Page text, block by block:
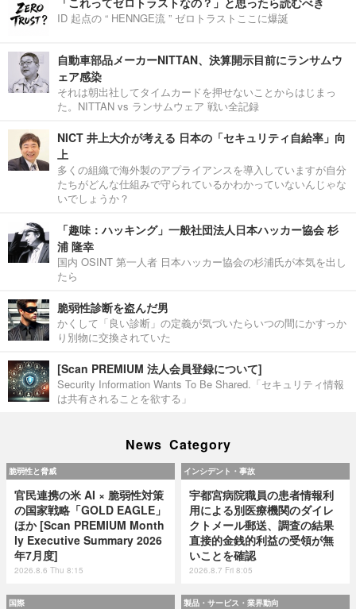
ID 起点の “ HENNGE流 ” ゼロトラストここに爆誕
自動車部品メーカーNITTAN、決算開示目前にランサムウ
ェア感染
それは朝出社してタイムカードを押せないことからはじまっ
た。NITTAN vs ランサムウェア 戦い全記録
NICT 井上大介が考える 日本の「セキュリティ自給率」向
上
多くの組織で海外製のアプライアンスを導入していますが自分
たちがどんな仕組みで守られているかわかっていないんじゃな
いでしょうか？
「趣味：ハッキング」一般社団法人日本ハッカー協会 杉
浦 隆幸
国内 OSINT 第一人者 日本ハッカー協会の杉浦氏が本気を出し
たら
脆弱性診断を盗んだ男
かくして「良い診断」の定義が気づいたらいつの間にかすっか
り別物に交換されていた
[Scan PREMIUM 法人会員登録について]
Security Information Wants To Be Shared.「セキュリティ情報
は共有されることを欲する」
News Category
脆弱性と脅威
官民連携の米 AI × 脆弱性対策
の国家戦略「GOLD EAGLE」
ほか [Scan PREMIUM Month
ly Executive Summary 2026
年7月度]
2026.8.6 Thu 8:15
インシデント・事故
宇都宮病院職員の患者情報利
用による別医療機関のダイレ
クトメール郵送、調査の結果
直接的金銭的利益の受領が無
いことを確認
2026.8.7 Fri 8:05
国際 製品・サービス・業界動向